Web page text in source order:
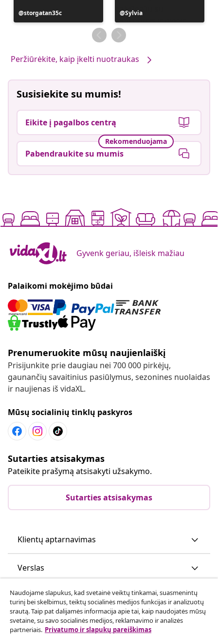
Įrašą
paskelbė
storgatan35c
Įrašą
paskelbė
Sylvia
Peržiūrėkite, kaip įkelti nuotraukas
Susisiekite su mumis!
Eikite į pagalbos centrą
Rekomenduojama
Pabendraukite su mumis
Gyvenk geriau, išleisk mažiau
Palaikomi mokėjimo būdai
Prenumeruokite mūsų naujienlaiškį
Prisijunkite prie daugiau nei 700 000 pirkėjų,
gaunančių savaitinius pasiūlymus, sezonines nuolaidas
ir naujienas iš vidaXL.
Mūsų socialinių tinklų paskyros
Sutarties atsisakymas
Pateikite prašymą atsisakyti užsakymo.
Sutarties atsisakymas
Klientų aptarnavimas
Verslas
vidaXL
Atraskite daugiau
Naudojame slapukus, kad svetainė veiktų tinkamai, suasmenintų
turinį bei skelbimus, teiktų socialinės medijos funkcijas ir analizuotų
srautą. Taip pat dalijamės informacija apie tai, kaip naudojatės mūsų
svetaine, su savo socialinės medijos, reklamavimo ir analizės
partneriais. Privatumo ir slapukų pareiškimas